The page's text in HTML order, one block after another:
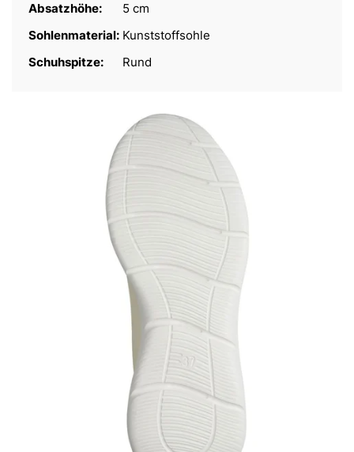
Absatzhöhe:
5 cm
Sohlenmaterial: Kunststoffsohle
Schuhspitze:
Rund